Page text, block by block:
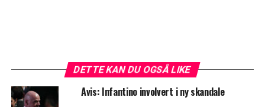
DETTE KAN DU OGSÅ LIKE
Avis: Infantino involvert i ny skandale